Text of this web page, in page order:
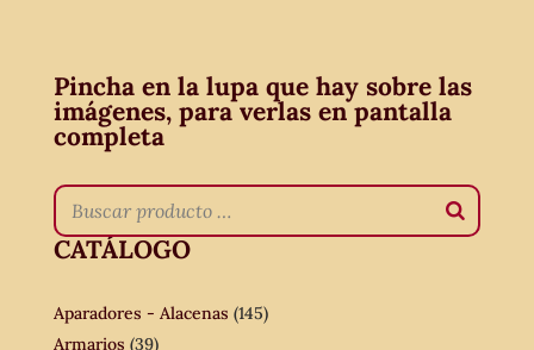
Pincha en la lupa que hay sobre las
imágenes, para verlas en pantalla
completa
CATÁLOGO
Aparadores - Alacenas (145)
Armarios (39)